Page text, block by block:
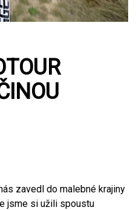
zavedl do malebné krajiny
jsme si užili spoustu